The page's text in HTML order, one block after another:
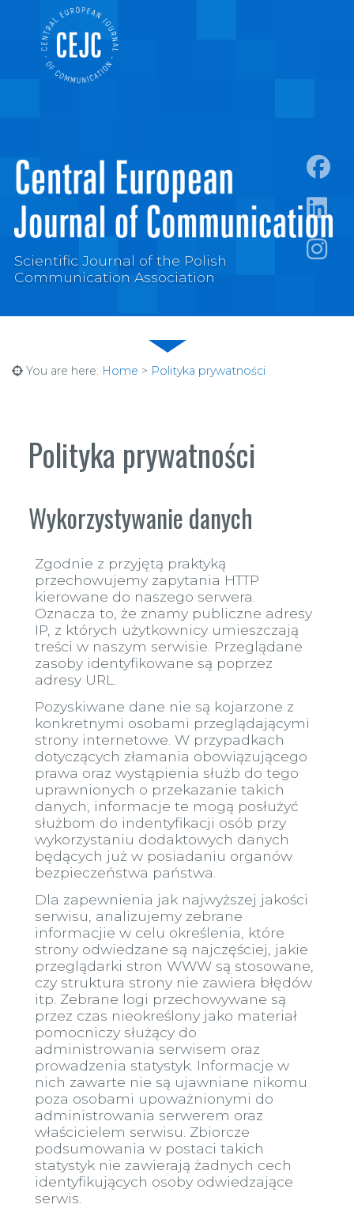
Scientific Journal of the Polish
Communication Association
You are here: Home > Polityka prywatności
Polityka prywatności
Wykorzystywanie danych
Zgodnie z przyjętą praktyką
przechowujemy zapytania HTTP
kierowane do naszego serwera.
Oznacza to, że znamy publiczne adresy
IP, z których użytkownicy umieszczają
treści w naszym serwisie. Przeglądane
zasoby identyfikowane są poprzez
adresy URL.
Pozyskiwane dane nie są kojarzone z
konkretnymi osobami przeglądającymi
strony internetowe. W przypadkach
dotyczących złamania obowiązującego
prawa oraz wystąpienia służb do tego
uprawnionych o przekazanie takich
danych, informacje te mogą posłużyć
służbom do indentyfikacji osób przy
wykorzystaniu dodaktowych danych
będących już w posiadaniu organów
bezpieczeństwa państwa.
Dla zapewnienia jak najwyższej jakości
serwisu, analizujemy zebrane
informacjie w celu określenia, które
strony odwiedzane są najczęściej, jakie
przeglądarki stron WWW są stosowane,
czy struktura strony nie zawiera błędów
itp. Zebrane logi przechowywane są
przez czas nieokreślony jako materiał
pomocniczy służący do
administrowania serwisem oraz
prowadzenia statystyk. Informacje w
nich zawarte nie są ujawniane nikomu
poza osobami upoważnionymi do
administrowania serwerem oraz
właścicielem serwisu. Zbiorcze
podsumowania w postaci takich
statystyk nie zawierają żadnych cech
identyfikujących osoby odwiedzające
serwis.